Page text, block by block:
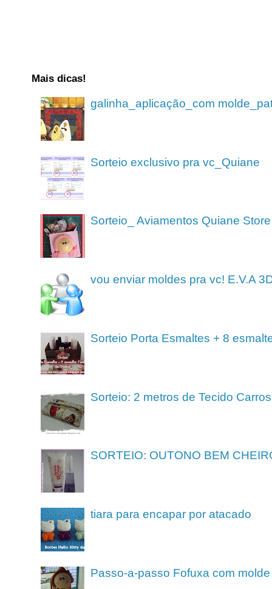
Mais dicas!
galinha_aplicação_com
Sorteio exclusivo pra vc_Quiane
Sorteio_ Aviamentos Quiane Store
vou enviar moldes pra vc! E.V.A
Sorteio Porta Esmaltes + 8
Sorteio: 2 metros de Tecido Carros
SORTEIO: OUTONO BEM
tiara para encapar por atacado
Passo-a-passo Fofuxa com molde